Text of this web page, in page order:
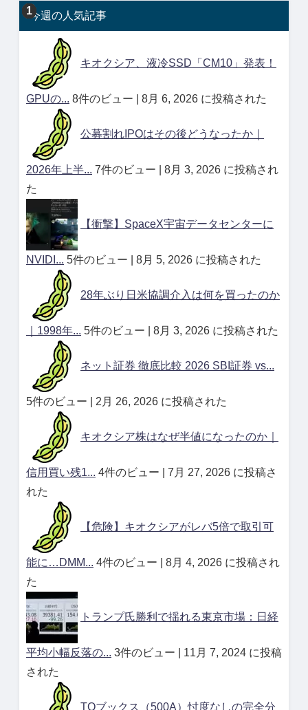
今週の人気記事
キオクシア、液冷SSD「CM10」発表！
GPUの... 8件のビュー 8月 6, 2026 に投稿された
公募割れIPOはその後どうなったか｜
2026年上半... 7件のビュー
8月 3, 2026 に投稿され
た
【衝撃】SpaceX宇宙データセンターに
NVIDI... 5件のビュー 8月 5, 2026 に投稿された
28年ぶり日米協調介入は何を買ったのか
｜1998年... 5件のビュー 8月 3, 2026 に投稿された
ネット証券 徹底比較 2026 SBI証券 vs...
5件のビュー 2月 26, 2026 に投稿された
キオクシア株はなぜ半値になったのか｜
信用買い残1... 4件のビュー
7月 27, 2026 に投稿さ
れた
【危険】キオクシアがレバ5倍で取引可
能に…DMM... 4件のビュー
8月 4, 2026 に投稿され
た
トランプ氏勝利で揺れる東京市場：日経
平均小幅反落の... 3件のビュー
11月 7, 2024 に投稿
された
TOブックス（500A）忖度なしの完全分